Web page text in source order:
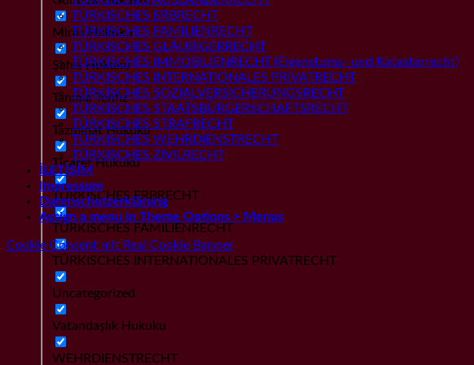
Miras Hukuku
Şahıs Hukuku
Tanıma Tenfiz
Tazminat Hukuku
Ticaret Hukuku
TÜRKISCHES ERBRECHT
TÜRKISCHES FAMILIENRECHT
TÜRKISCHES INTERNATIONALES PRIVATRECHT
Uncategorized
Vatandaşlık Hukuku
WEHRDIENSTRECHT
TÜRKISCHES ERBRECHT
TÜRKISCHES FAMILIENRECHT
TÜRKISCHES GLÄUBIGERRECHT
TÜRKISCHES IMMOBILIENRECHT (Eigenstums- und Katasterrecht)
TÜRKISCHES INTERNATIONALES PRIVATRECHT
TÜRKISCHES SOZIALVERSICHERUNGSRECHT
TÜRKISCHES STAATSBÜRGERSCHAFTSRECHT
TÜRKISCHES STRAFRECHT
TÜRKISCHES WEHRDIENSTRECHT
TÜRKISCHES ZIVILRECHT
İLETİŞİM
Impressum
Datenschutzerklärung
Assign a menu in Theme Options > Menus
Cookie Consent mit Real Cookie Banner